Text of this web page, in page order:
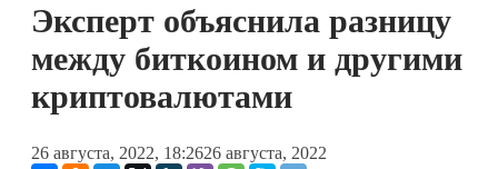
Эксперт объяснила разницу
между биткоином и другими
криптовалютами
26 августа, 2022, 18:2626 августа, 2022